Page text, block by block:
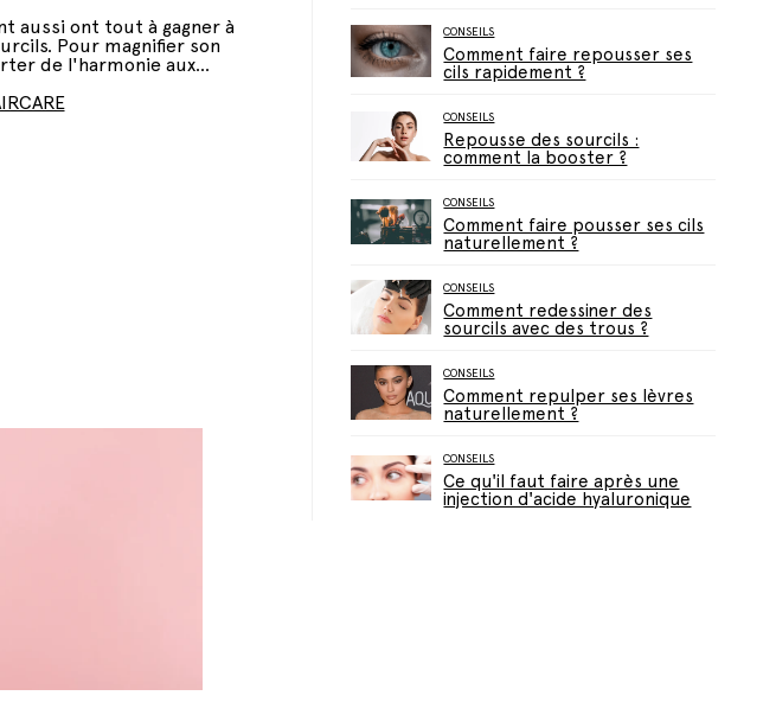
aussi ont tout à gagner à
Pour magnifier son
de l'harmonie aux
CONSEILS
Comment faire repousser ses
cils rapidement ?
CONSEILS
Repousse des sourcils :
comment la booster ?
CONSEILS
Comment faire pousser ses cils
naturellement ?
CONSEILS
Comment redessiner des
sourcils avec des trous ?
CONSEILS
Comment repulper ses lèvres
naturellement ?
CONSEILS
Ce qu'il faut faire après une
injection d'acide hyaluronique